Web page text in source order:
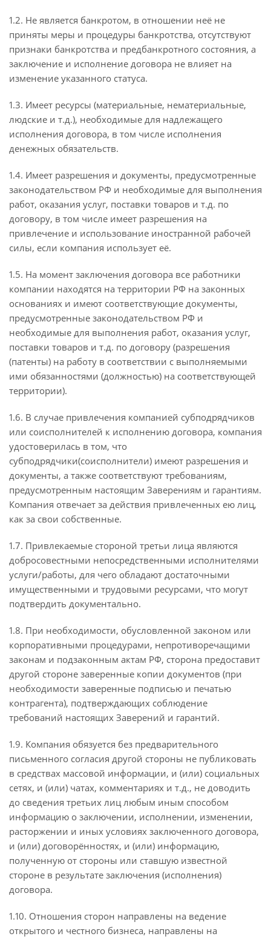
1.2. Не является банкротом, в отношении неё не
приняты меры и процедуры банкротства, отсутствуют
признаки банкротства и предбанкротного состояния, а
заключение и исполнение договора не влияет на
изменение указанного статуса.
1.3. Имеет ресурсы (материальные, нематериальные,
людские и т.д.), необходимые для надлежащего
исполнения договора, в том числе исполнения
денежных обязательств.
1.4. Имеет разрешения и документы, предусмотренные
законодательством РФ и необходимые для выполнения
работ, оказания услуг, поставки товаров и т.д. по
договору, в том числе имеет разрешения на
привлечение и использование иностранной рабочей
силы, если компания использует её.
1.5. На момент заключения договора все работники
компании находятся на территории РФ на законных
основаниях и имеют соответствующие документы,
предусмотренные законодательством РФ и
необходимые для выполнения работ, оказания услуг,
поставки товаров и т.д. по договору (разрешения
(патенты) на работу в соответствии с выполняемыми
ими обязанностями (должностью) на соответствующей
территории).
1.6. В случае привлечения компанией субподрядчиков
или соисполнителей к исполнению договора, компания
удостоверилась в том, что
субподрядчики(соисполнители) имеют разрешения и
документы, а также соответствуют требованиям,
предусмотренным настоящим Заверениям и гарантиям.
Компания отвечает за действия привлеченных ею лиц,
как за свои собственные.
1.7. Привлекаемые стороной третьи лица являются
добросовестными непосредственными исполнителями
услуги/работы, для чего обладают достаточными
имущественными и трудовыми ресурсами, что могут
подтвердить документально.
1.8. При необходимости, обусловленной законом или
корпоративными процедурами, непротиворечащими
законам и подзаконным актам РФ, сторона предоставит
другой стороне заверенные копии документов (при
необходимости заверенные подписью и печатью
контрагента), подтверждающих соблюдение
требований настоящих Заверений и гарантий.
1.9. Компания обязуется без предварительного
письменного согласия другой стороны не публиковать
в средствах массовой информации, и (или) социальных
сетях, и (или) чатах, комментариях и т.д., не доводить
до сведения третьих лиц любым иным способом
информацию о заключении, исполнении, изменении,
расторжении и иных условиях заключенного договора,
и (или) договорённостях, и (или) информацию,
полученную от стороны или ставшую известной
стороне в результате заключения (исполнения)
договора.
1.10. Отношения сторон направлены на ведение
открытого и честного бизнеса, направлены на